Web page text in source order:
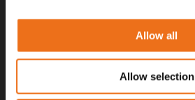
Allow all
Allow selection